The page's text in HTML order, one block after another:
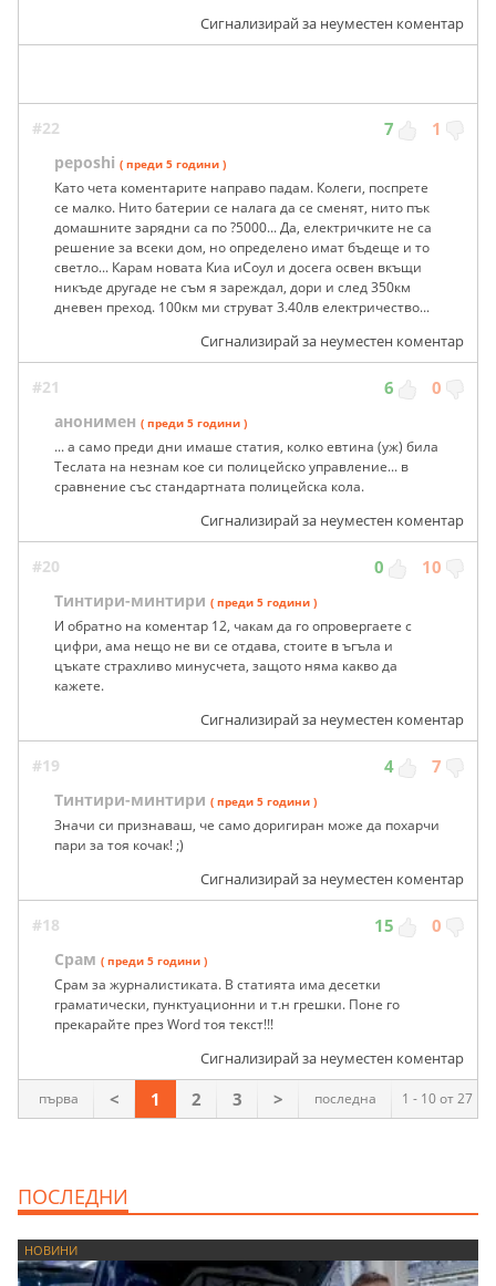
Сигнализирай за неуместен коментар
#22 7 1
peposhi ( преди 5 години )
Като чета коментарите направо падам. Колеги, поспрете
се малко. Нито батерии се налага да се сменят, нито пък
домашните зарядни са по ?5000... Да, електричките не са
решение за всеки дом, но определено имат бъдеще и то
светло... Карам новата Киа иСоул и досега освен вкъщи
никъде другаде не съм я зареждал, дори и след 350км
дневен преход. 100км ми струват 3.40лв електричество...
Сигнализирай за неуместен коментар
#21 6 0
анонимен ( преди 5 години )
... а само преди дни имаше статия, колко евтина (уж) била
Теслата на незнам кое си полицейско управление... в
сравнение със стандартната полицейска кола.
Сигнализирай за неуместен коментар
#20 0 10
Тинтири-минтири ( преди 5 години )
И обратно на коментар 12, чакам да го опровергаете с
цифри, ама нещо не ви се отдава, стоите в ъгъла и
цъкате страхливо минусчета, защото няма какво да
кажете.
Сигнализирай за неуместен коментар
#19 4 7
Тинтири-минтири ( преди 5 години )
Значи си признаваш, че само доригиран може да похарчи
пари за тоя кочак! ;)
Сигнализирай за неуместен коментар
#18 15 0
Срам ( преди 5 години )
Срам за журналистиката. В статията има десетки
граматически, пунктуационни и т.н грешки. Поне го
прекарайте през Word тоя текст!!!
Сигнализирай за неуместен коментар
1 - 10 от 27
първа < 1 2 3 > последна
ПОСЛЕДНИ
НОВИНИ